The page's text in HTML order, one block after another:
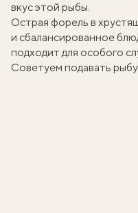
вкус этой рыбы.
Острая форель в
и сбалансированное
подходит для особого
Советуем подавать